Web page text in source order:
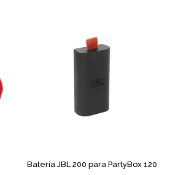
Batería JBL 200 para PartyBox 120